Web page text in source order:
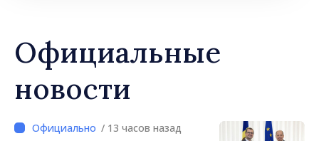
Официальные
новости
/ 13 часов назад